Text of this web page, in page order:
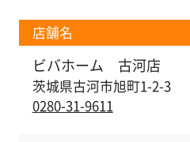
せ
購
入
店舗名
ビバホーム 古河店
茨城県古河市旭町1-2-3
0280-31-9611